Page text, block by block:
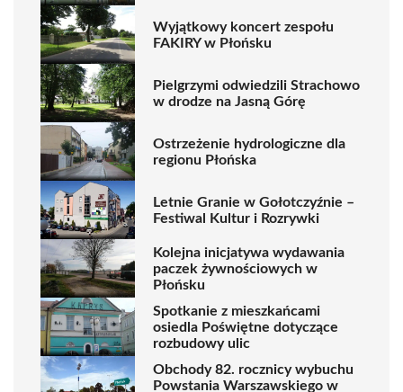
Wyjątkowy koncert zespołu
FAKIRY w Płońsku
Pielgrzymi odwiedzili Strachowo
w drodze na Jasną Górę
Ostrzeżenie hydrologiczne dla
regionu Płońska
Letnie Granie w Gołotczyźnie –
Festiwal Kultur i Rozrywki
Kolejna inicjatywa wydawania
paczek żywnościowych w
Płońsku
Spotkanie z mieszkańcami
osiedla Poświętne dotyczące
rozbudowy ulic
Obchody 82. rocznicy wybuchu
Powstania Warszawskiego w